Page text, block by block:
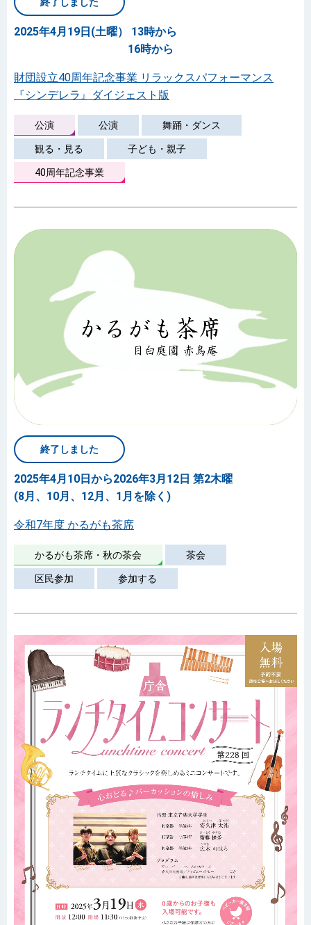
終了しました
2025年4月19日(土曜） 13時から
16時から
財団設立40周年記念事業 リラックスパフォーマンス
『シンデレラ』ダイジェスト版
公演 公演 舞踊・ダンス
観る・見る 子ども・親子
40周年記念事業
終了しました
2025年4月10日から2026年3月12日 第2木曜
(8月、10月、12月、1月を除く)
令和7年度 かるがも茶席
かるがも茶席・秋の茶会 茶会
区民参加 参加する